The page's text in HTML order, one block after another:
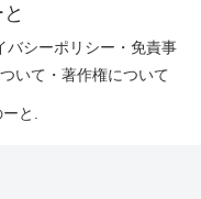
バシーポリシー・免責事
いて・著作権について
と.